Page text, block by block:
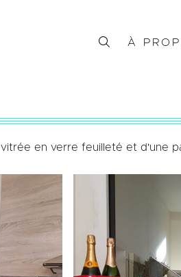
À
en verre feuilleté et d'une